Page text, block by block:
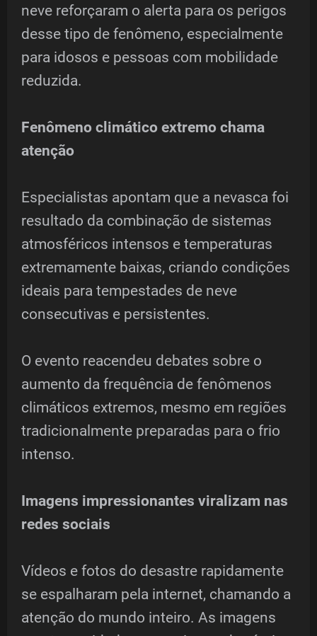
neve reforçaram o alerta para os perigos
desse tipo de fenômeno, especialmente
para idosos e pessoas com mobilidade
reduzida.
Fenômeno climático extremo chama
atenção
Especialistas apontam que a nevasca foi
resultado da combinação de sistemas
atmosféricos intensos e temperaturas
extremamente baixas, criando condições
ideais para tempestades de neve
consecutivas e persistentes.
O evento reacendeu debates sobre o
aumento da frequência de fenômenos
climáticos extremos, mesmo em regiões
tradicionalmente preparadas para o frio
intenso.
Imagens impressionantes viralizam nas
redes sociais
Vídeos e fotos do desastre rapidamente
se espalharam pela internet, chamando a
atenção do mundo inteiro. As imagens